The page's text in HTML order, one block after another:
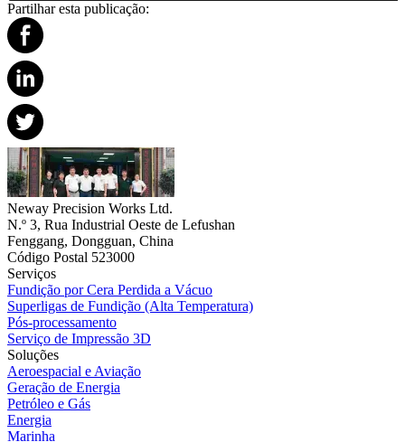
Partilhar esta publicação:
Neway Precision Works Ltd.
N.º 3, Rua Industrial Oeste de Lefushan
Fenggang, Dongguan, China
Código Postal 523000
Serviços
Fundição por Cera Perdida a Vácuo
Superligas de Fundição (Alta Temperatura)
Pós-processamento
Serviço de Impressão 3D
Soluções
Aeroespacial e Aviação
Geração de Energia
Petróleo e Gás
Energia
Marinha